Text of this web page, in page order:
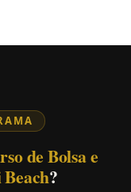
de Bolsa e
?